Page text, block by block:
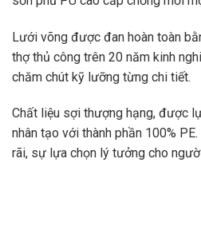
Lưới võng được đan hoàn toàn
thợ thủ công trên 20 năm kinh
chăm chút kỹ lưỡng từng chi tiết.
Chất liệu sợi thượng hạng, được
nhân tạo với thành phần 100%
rãi, sự lựa chọn lý tưởng cho